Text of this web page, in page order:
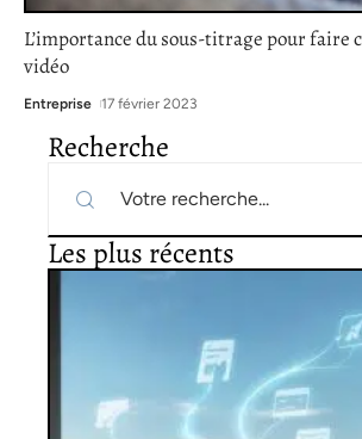
L’importance du sous-titrage pour faire
vidéo
Entreprise 17 février 2023
Recherche
Les plus récents